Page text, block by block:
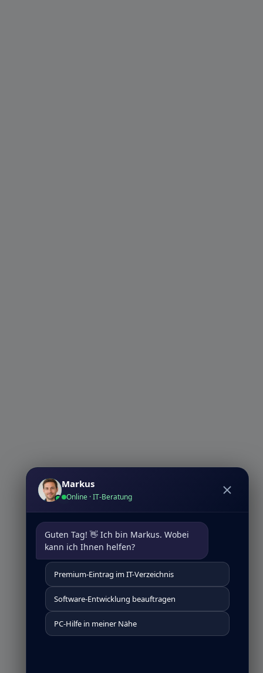
Markus
Online · IT-Beratung
Guten Tag! 👋 Ich bin Markus. Wobei
kann ich Ihnen helfen?
Premium-Eintrag im IT-Verzeichnis
Software-Entwicklung beauftragen
PC-Hilfe in meiner Nähe